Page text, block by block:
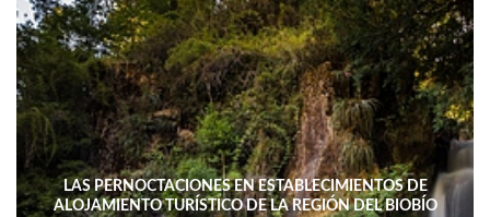
LAS PERNOCTACIONES EN ESTABLECIMIENTOS DE
ALOJAMIENTO TURÍSTICO DE LA REGIÓN DEL BIOBÍO